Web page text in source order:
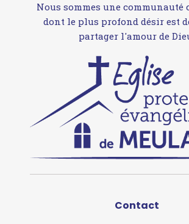
Nous sommes une communauté
dont le plus profond désir est
partager l'amour de
Contact